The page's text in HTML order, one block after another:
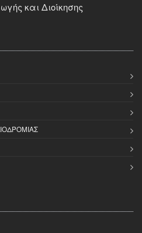
και Διοίκησης